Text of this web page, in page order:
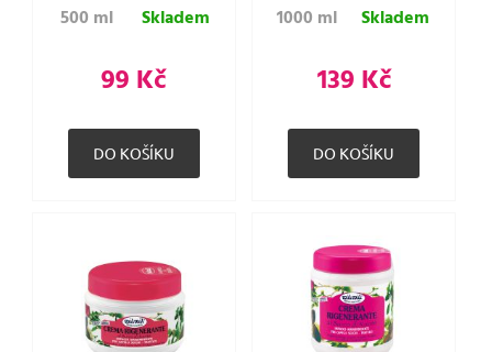
500 ml Skladem
99 Kč
1000 ml Skladem
139 Kč